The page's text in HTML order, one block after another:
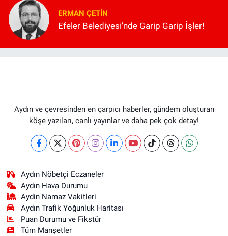
ERMAN ÇETIN
Efeler Belediyesi'nde Garip Garip İşler!
Aydın ve çevresinden en çarpıcı haberler, gündem oluşturan
köşe yazıları, canlı yayınlar ve daha pek çok detay!
Aydın Nöbetçi Eczaneler
Aydın Hava Durumu
Aydin Namaz Vakitleri
Aydın Trafik Yoğunluk Haritası
Puan Durumu ve Fikstür
Tüm Manşetler